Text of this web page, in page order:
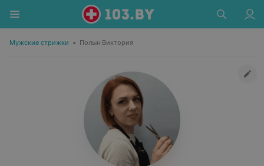
Мужские стрижки • Полын Виктория